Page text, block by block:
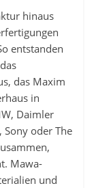
hinaus
entstanden
das Maxim
in
Daimler
Sony oder The
Mawa-
und